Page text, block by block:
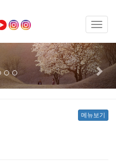
메뉴보기